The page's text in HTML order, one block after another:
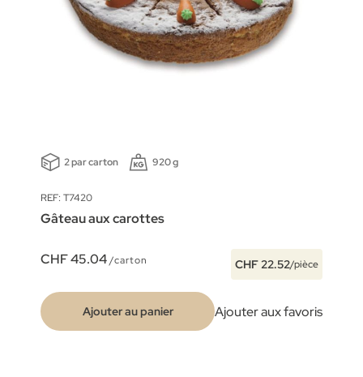
2 par carton 920 g
REF: T7420
Gâteau aux carottes
CHF 45.04/carton CHF 22.52/pièce
Ajouter au panier Ajouter aux favoris